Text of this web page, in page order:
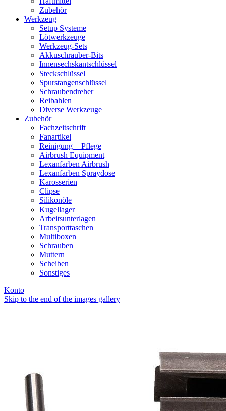
Zubehör
Werkzeug
Setup Systeme
Lötwerkzeuge
Werkzeug-Sets
Akkuschrauber-Bits
Innensechskantschlüssel
Steckschlüssel
Spurstangenschlüssel
Schraubendreher
Reibahlen
Diverse Werkzeuge
Zubehör
Fachzeitschrift
Fanartikel
Reinigung + Pflege
Airbrush Equipment
Lexanfarben Airbrush
Lexanfarben Spraydose
Karosserien
Clipse
Silikonöle
Kugellager
Arbeitsunterlagen
Transporttaschen
Multiboxen
Schrauben
Muttern
Scheiben
Sonstiges
Konto
Skip to the end of the images gallery